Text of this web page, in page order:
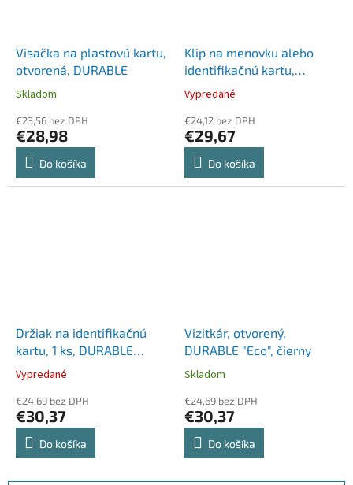
Visačka na plastovú kartu,
otvorená, DURABLE
Skladom
€23,56 bez DPH
€28,98
Do košíka
Klip na menovku alebo
identifikačnú kartu,
DURABLE
Vypredané
€24,12 bez DPH
€29,67
Do košíka
Držiak na identifikačnú
kartu, 1 ks, DURABLE
"ECO", sivá
Vypredané
€24,69 bez DPH
€30,37
Do košíka
Vizitkár, otvorený,
DURABLE "Eco", čierny
Skladom
€24,69 bez DPH
€30,37
Do košíka